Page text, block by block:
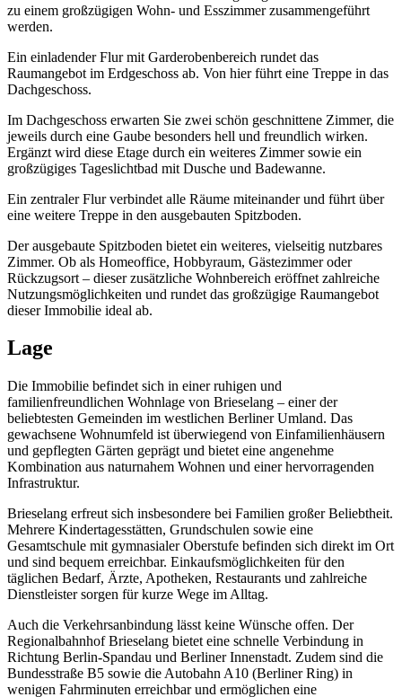
zu einem großzügigen Wohn- und Esszimmer zusammengeführt
werden.
Ein einladender Flur mit Garderobenbereich rundet das
Raumangebot im Erdgeschoss ab. Von hier führt eine Treppe in das
Dachgeschoss.
Im Dachgeschoss erwarten Sie zwei schön geschnittene Zimmer, die
jeweils durch eine Gaube besonders hell und freundlich wirken.
Ergänzt wird diese Etage durch ein weiteres Zimmer sowie ein
großzügiges Tageslichtbad mit Dusche und Badewanne.
Ein zentraler Flur verbindet alle Räume miteinander und führt über
eine weitere Treppe in den ausgebauten Spitzboden.
Der ausgebaute Spitzboden bietet ein weiteres, vielseitig nutzbares
Zimmer. Ob als Homeoffice, Hobbyraum, Gästezimmer oder
Rückzugsort – dieser zusätzliche Wohnbereich eröffnet zahlreiche
Nutzungsmöglichkeiten und rundet das großzügige Raumangebot
dieser Immobilie ideal ab.
Lage
Die Immobilie befindet sich in einer ruhigen und
familienfreundlichen Wohnlage von Brieselang – einer der
beliebtesten Gemeinden im westlichen Berliner Umland. Das
gewachsene Wohnumfeld ist überwiegend von Einfamilienhäusern
und gepflegten Gärten geprägt und bietet eine angenehme
Kombination aus naturnahem Wohnen und einer hervorragenden
Infrastruktur.
Brieselang erfreut sich insbesondere bei Familien großer Beliebtheit.
Mehrere Kindertagesstätten, Grundschulen sowie eine
Gesamtschule mit gymnasialer Oberstufe befinden sich direkt im Ort
und sind bequem erreichbar. Einkaufsmöglichkeiten für den
täglichen Bedarf, Ärzte, Apotheken, Restaurants und zahlreiche
Dienstleister sorgen für kurze Wege im Alltag.
Auch die Verkehrsanbindung lässt keine Wünsche offen. Der
Regionalbahnhof Brieselang bietet eine schnelle Verbindung in
Richtung Berlin-Spandau und Berliner Innenstadt. Zudem sind die
Bundesstraße B5 sowie die Autobahn A10 (Berliner Ring) in
wenigen Fahrminuten erreichbar und ermöglichen eine